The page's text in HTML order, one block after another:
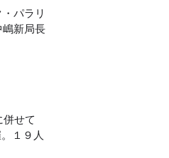
パラリ
新局長
せて
１９人